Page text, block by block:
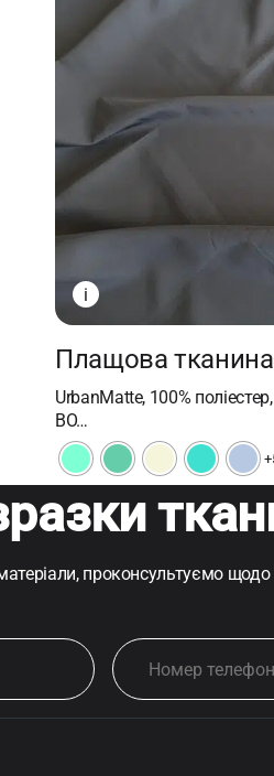
i
Плащова
UrbanMatte, 100%
ВО…
проконсультуємо